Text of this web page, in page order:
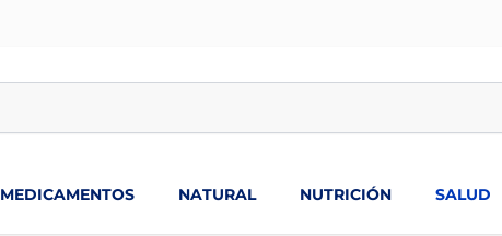
MEDICAMENTOS NATURAL NUTRICIÓN SALUD